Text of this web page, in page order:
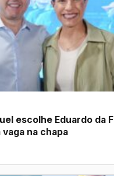
escolhe Eduardo da
na chapa